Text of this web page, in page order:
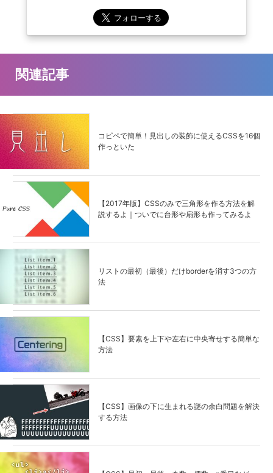
関連記事
コピペで簡単！見出しの装飾に使えるCSSを16個
作っといた
【2017年版】CSSのみで三角形を作る方法を解
説するよ｜ついでに台形や扇形も作ってみるよ
リストの最初（最後）だけborderを消す3つの方
法
【CSS】要素を上下や左右に中央寄せする簡単な
方法
【CSS】画像の下に生まれる謎の余白問題を解決
する方法